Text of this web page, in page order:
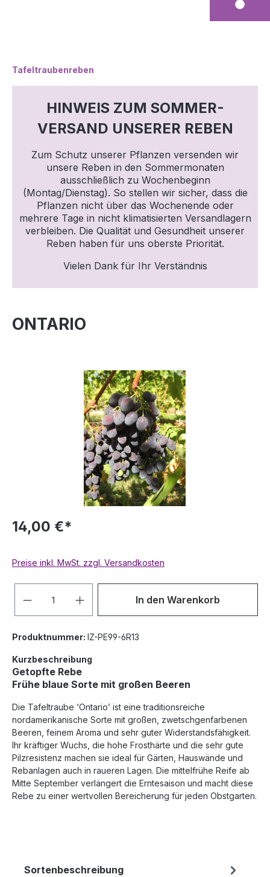
Tafeltraubenreben
HINWEIS ZUM SOMMER-
VERSAND UNSERER REBEN
Zum Schutz unserer Pflanzen versenden wir
unsere Reben in den Sommermonaten
ausschließlich zu Wochenbeginn
(Montag/Dienstag). So stellen wir sicher, dass die
Pflanzen nicht über das Wochenende oder
mehrere Tage in nicht klimatisierten Versandlagern
verbleiben. Die Qualität und Gesundheit unserer
Reben haben für uns oberste Priorität.
Vielen Dank für Ihr Verständnis
ONTARIO
14,00 €*
Preise inkl. MwSt. zzgl. Versandkosten
In den Warenkorb
Produktnummer: IZ-PE99-6R13
Kurzbeschreibung
Getopfte Rebe
Frühe blaue Sorte mit großen Beeren
Die Tafeltraube ‘Ontario’ ist eine traditionsreiche
nordamerikanische Sorte mit großen, zwetschgenfarbenen
Beeren, feinem Aroma und sehr guter Widerstandsfähigkeit.
Ihr kräftiger Wuchs, die hohe Frosthärte und die sehr gute
Pilzresistenz machen sie ideal für Gärten, Hauswände und
Rebanlagen auch in raueren Lagen. Die mittelfrühe Reife ab
Mitte September verlängert die Erntesaison und macht diese
Rebe zu einer wertvollen Bereicherung für jeden Obstgarten.
Sortenbeschreibung